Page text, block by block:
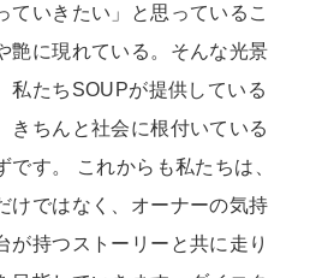
ていきたい」と思っているこ
艶に現れている。そんな光景
私たちSOUPが提供している
きちんと社会に根付いている
です。 これからも私たちは、
けではなく、オーナーの気持
が持つストーリーと共に走り